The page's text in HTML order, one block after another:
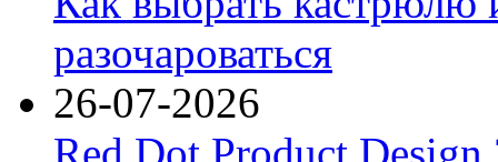
разочароваться
26-07-2026
Red Dot Product Design